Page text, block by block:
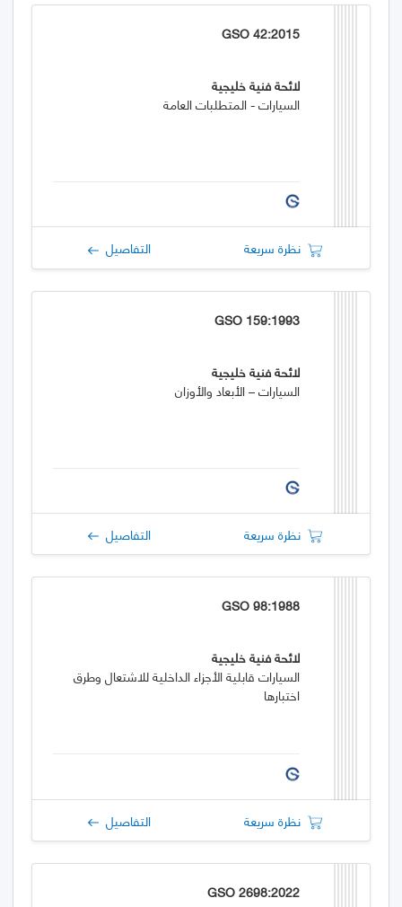
GSO 42:2015
لائحة فنية خليجية
السيارات - المتطلبات العامة
نظرة سريعة التفاصيل
GSO 159:1993
لائحة فنية خليجية
السيارات – الأبعاد والأوزان
نظرة سريعة التفاصيل
GSO 98:1988
لائحة فنية خليجية
السيارات قابلية الأجزاء الداخلية للاشتعال وطرق
اختبارها
نظرة سريعة التفاصيل
GSO 2698:2022